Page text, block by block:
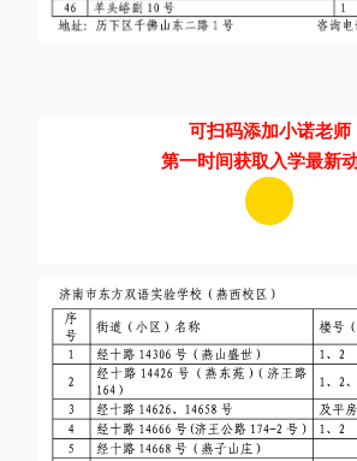
可扫码添加小诺老师
第一时间获取入学最新